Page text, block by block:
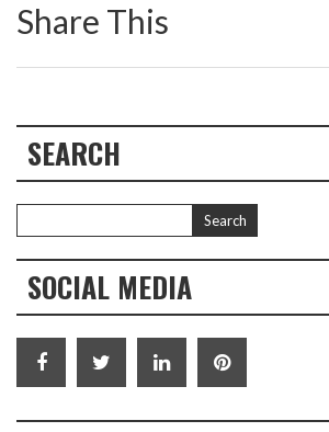
Share This
SEARCH
SOCIAL MEDIA